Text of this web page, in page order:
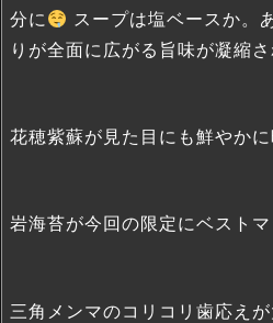
分に
スープは塩ベースか。
りが全面に広がる旨味が凝縮さ
花穂紫蘇が見た目にも鮮やかに
岩海苔が今回の限定にベストマ
三角メンマのコリコリ歯応えが